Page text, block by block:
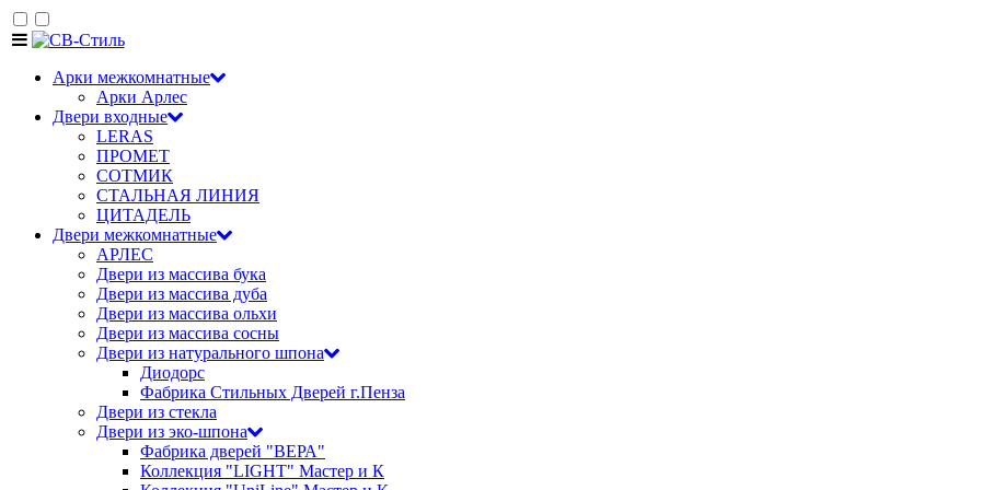
Арки межкомнатные
Арки Арлес
Двери входные
LERAS
ПРОМЕТ
СОТМИК
СТАЛЬНАЯ ЛИНИЯ
ЦИТАДЕЛЬ
Двери межкомнатные
АРЛЕС
Двери из массива бука
Двери из массива дуба
Двери из массива ольхи
Двери из массива сосны
Двери из натурального шпона
Диодорс
Фабрика Стильных Дверей г.Пенза
Двери из стекла
Двери из эко-шпона
Фабрика дверей "ВЕРА"
Коллекция "LIGHT" Мастер и К